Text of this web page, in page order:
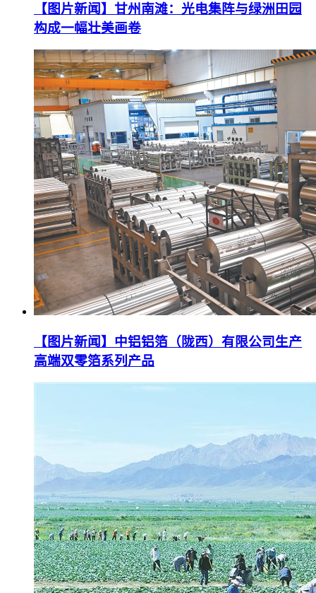
【图片新闻】甘州南滩：光电集阵与绿洲田园
构成一幅壮美画卷
【图片新闻】中铝铝箔（陇西）有限公司生产
高端双零箔系列产品